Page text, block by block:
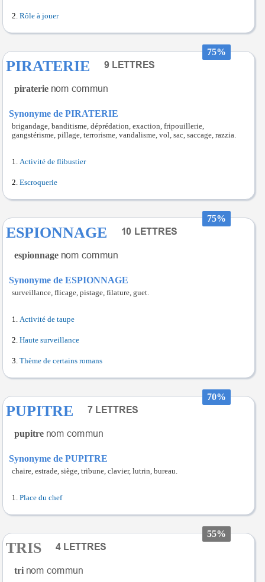
Rôle à jouer
75%
PIRATERIE
piraterie
Synonyme de PIRATERIE
brigandage, banditisme, déprédation, exaction, fripouillerie,
gangstérisme, pillage, terrorisme, vandalisme, vol, sac, saccage, razzia.
Activité de flibustier
Escroquerie
75%
ESPIONNAGE
espionnage
Synonyme de ESPIONNAGE
surveillance, flicage, pistage, filature, guet.
Activité de taupe
Haute surveillance
Thème de certains romans
70%
PUPITRE
pupitre
Synonyme de PUPITRE
chaire, estrade, siège, tribune, clavier, lutrin, bureau.
Place du chef
55%
TRIS
tri